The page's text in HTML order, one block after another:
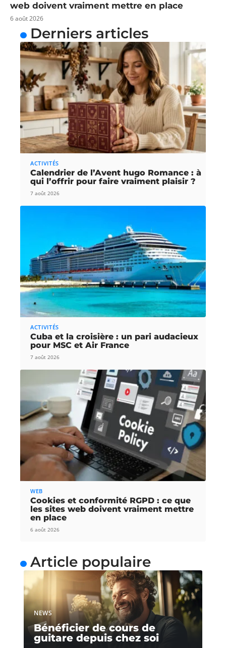
web doivent vraiment mettre en place
6 août 2026
Derniers articles
ACTIVITÉS
Calendrier de l’Avent hugo Romance : à
qui l’offrir pour faire vraiment plaisir ?
7 août 2026
ACTIVITÉS
Cuba et la croisière : un pari audacieux
pour MSC et Air France
7 août 2026
WEB
Cookies et conformité RGPD : ce que
les sites web doivent vraiment mettre
en place
6 août 2026
Article populaire
NEWS
Bénéficier de cours de
guitare depuis chez soi